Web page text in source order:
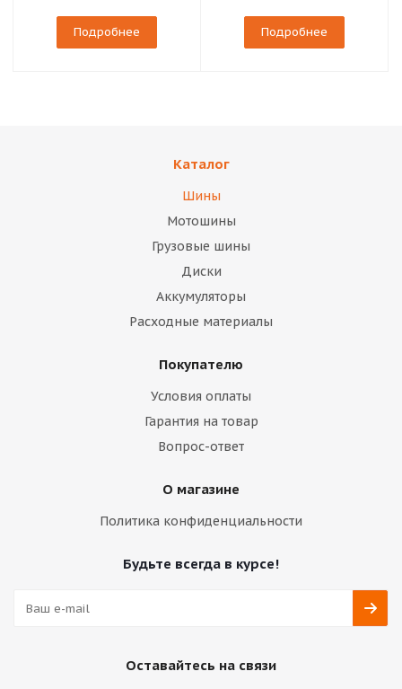
Подробнее Подробнее
Каталог
Шины
Мотошины
Грузовые шины
Диски
Аккумуляторы
Расходные материалы
Покупателю
Условия оплаты
Гарантия на товар
Вопрос-ответ
О магазине
Политика конфиденциальности
Будьте всегда в курсе!
Оставайтесь на связи